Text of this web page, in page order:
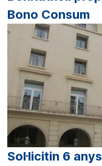
Bono Consum
Sol·licitin 6